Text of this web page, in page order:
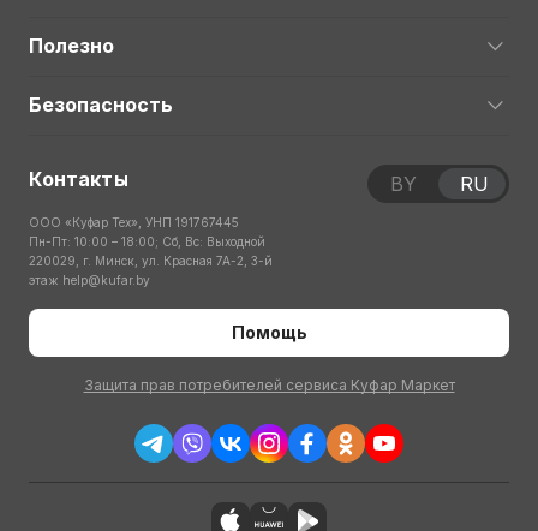
Полезно
Безопасность
Контакты
ООО «Куфар Тех», УНП 191767445
Пн-Пт: 10:00 – 18:00; Сб, Вс: Выходной
220029, г. Минск, ул. Красная 7А-2, 3-й
этаж help@kufar.by
Помощь
Защита прав потребителей сервиса Куфар Маркет
BY RU